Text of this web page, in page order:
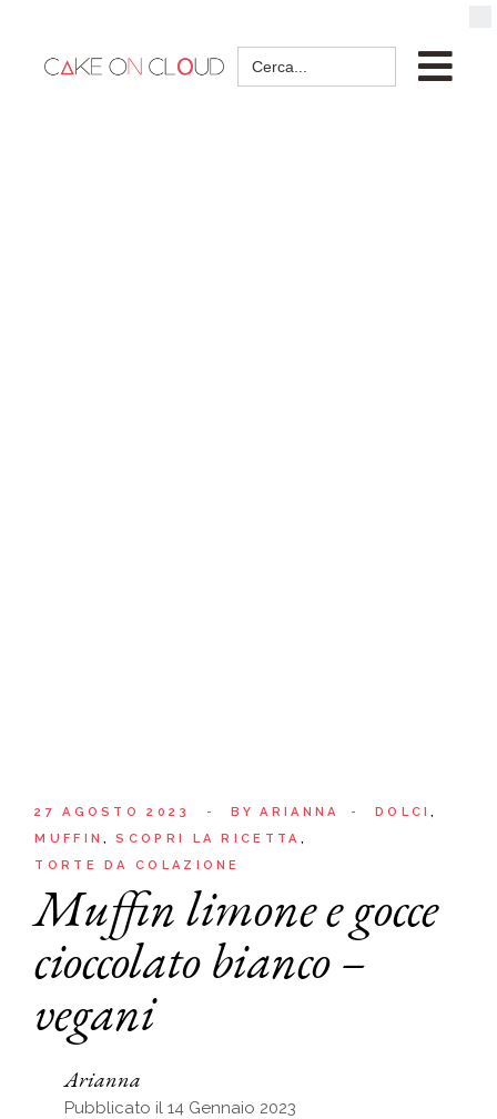
Search
for:
27 AGOSTO 2023 BY ARIANNA
DOLCI
MUFFIN
SCOPRI LA RICETTA
TORTE DA COLAZIONE
Muffin limone e gocce
cioccolato bianco –
vegani
Arianna
Pubblicato il 14 Gennaio 2023